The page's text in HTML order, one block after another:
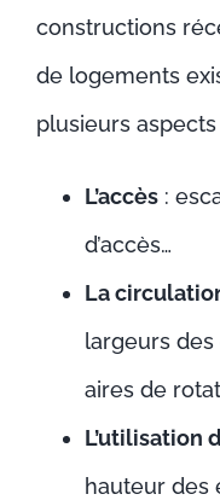
constructions
de logements
plusieurs
L’accès:
d’accès…
La
largeurs
aires de
L’utilisation
hauteur des